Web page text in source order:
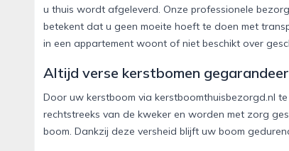
u thuis wordt afgeleverd. Onze professionele
betekent dat u geen moeite hoeft te doen met
in een appartement woont of niet beschikt over
Altijd verse kerstbomen
Door uw kerstboom via kerstboomthuisbezorgd.nl
rechtstreeks van de kweker en worden met zorg
boom. Dankzij deze versheid blijft uw boom